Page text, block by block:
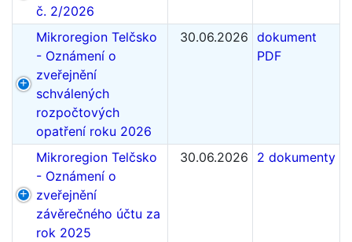
č. 2/2026
Mikroregion Telčsko
- Oznámení o
zveřejnění
schválených
rozpočtových
opatření roku 2026
30.06.2026 dokument
PDF
Mikroregion Telčsko
- Oznámení o
zveřejnění
závěrečného účtu za
rok 2025
30.06.2026 2 dokumenty